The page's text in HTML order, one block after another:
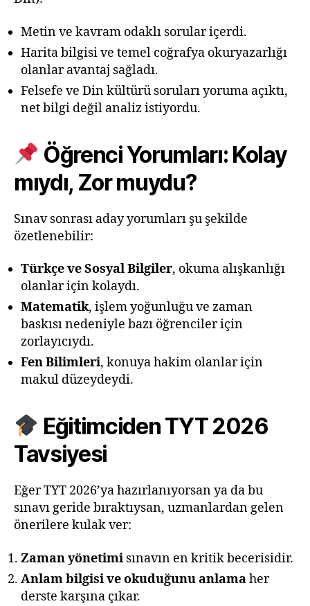
Metin ve kavram odaklı sorular içerdi.
Harita bilgisi ve temel coğrafya okuryazarlığı
olanlar avantaj sağladı.
Felsefe ve Din kültürü soruları yoruma açıktı,
net bilgi değil analiz istiyordu.
Öğrenci Yorumları: Kolay
mıydı, Zor muydu?
Sınav sonrası aday yorumları şu şekilde
özetlenebilir:
Türkçe ve Sosyal Bilgiler, okuma alışkanlığı
olanlar için kolaydı.
Matematik, işlem yoğunluğu ve zaman
baskısı nedeniyle bazı öğrenciler için
zorlayıcıydı.
Fen Bilimleri, konuya hakim olanlar için
makul düzeydeydi.
Eğitimciden TYT 2026
Tavsiyesi
Eğer TYT 2026’ya hazırlanıyorsan ya da bu
sınavı geride bıraktıysan, uzmanlardan gelen
önerilere kulak ver:
Zaman yönetimi sınavın en kritik becerisidir.
Anlam bilgisi ve okuduğunu anlamaher
derste karşına çıkar.